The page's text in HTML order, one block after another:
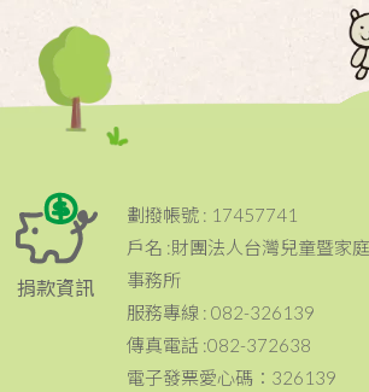
捐款資訊
劃撥帳號 : 17457741
戶名 :財團法人台灣兒童暨家
事務所
服務專線 : 082-326139
傳真電話 :082-372638
電子發票愛心碼：326139